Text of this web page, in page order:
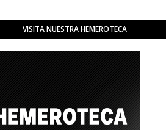
VISITA NUESTRA HEMEROTECA